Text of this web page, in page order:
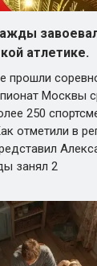
атлетике.
прошли
Москвы
250
отметили в
занял 2